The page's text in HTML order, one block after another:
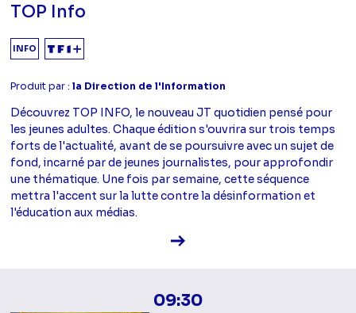
TOP Info
INFO
Produit par :la Direction de l'Information
Découvrez TOP INFO, le nouveau JT quotidien pensé pour
les jeunes adultes. Chaque édition s'ouvrira sur trois temps
forts de l'actualité, avant de se poursuivre avec un sujet de
fond, incarné par de jeunes journalistes, pour approfondir
une thématique. Une fois par semaine, cette séquence
mettra l'accent sur la lutte contre la désinformation et
l'éducation aux médias.
Voir la fiche diffusion
09:30